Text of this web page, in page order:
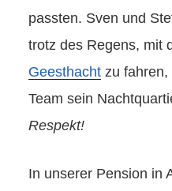
passten. Sven und
trotz des Regens, mit
Geesthacht zu
Team sein
Respekt!
In unserer Pension in